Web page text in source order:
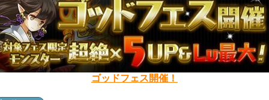
ゴッドフェス開催！